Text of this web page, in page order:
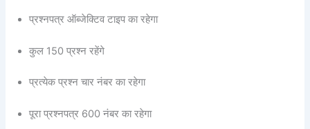
प्रश्नपत्र ऑब्जेक्टिव टाइप का रहेगा
कुल 150 प्रश्न रहेंगे
प्रत्येक प्रश्न चार नंबर का रहेगा
पूरा प्रश्नपत्र 600 नंबर का रहेगा